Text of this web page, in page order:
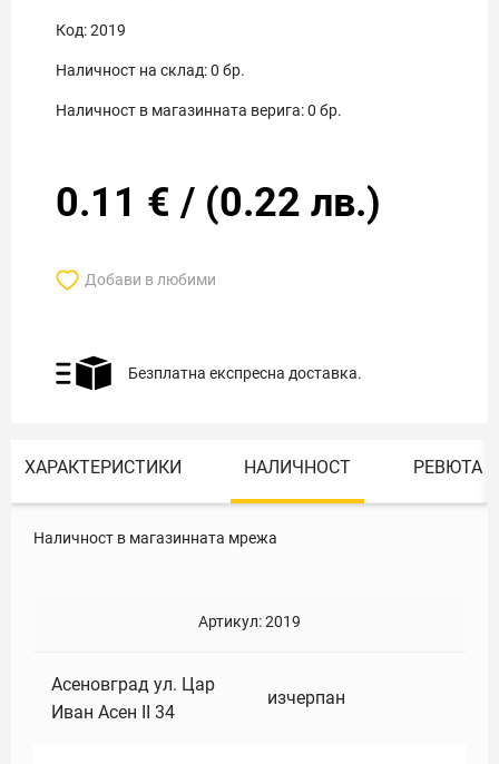
Код:2019
Наличност на склад:0 бр.
Наличност в магазинната верига:0 бр.
0.11 € / (0.22 лв.)
Добави в любими
Безплатна експресна доставка.
ХАРАКТЕРИСТИКИ НАЛИЧНОСТ РЕВЮТА
Наличност в магазинната мрежа
Артикул:2019
Асеновград ул. Цар
Иван Асен II 34
изчерпан